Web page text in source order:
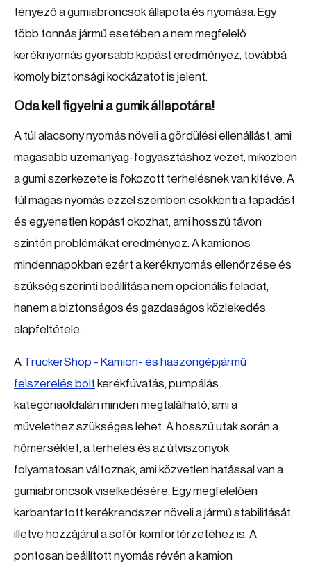
tényező a gumiabroncsok állapota és nyomása. Egy
több tonnás jármű esetében a nem megfelelő
keréknyomás gyorsabb kopást eredményez, továbbá
komoly biztonsági kockázatot is jelent.
Oda kell figyelni a gumik állapotára!
A túl alacsony nyomás növeli a gördülési ellenállást, ami
magasabb üzemanyag-fogyasztáshoz vezet, miközben
a gumi szerkezete is fokozott terhelésnek van kitéve. A
túl magas nyomás ezzel szemben csökkenti a tapadást
és egyenetlen kopást okozhat, ami hosszú távon
szintén problémákat eredményez. A kamionos
mindennapokban ezért a keréknyomás ellenőrzése és
szükség szerinti beállítása nem opcionális feladat,
hanem a biztonságos és gazdaságos közlekedés
alapfeltétele.
A TruckerShop - Kamion- és haszongépjármű
felszerelés bolt kerékfúvatás, pumpálás
kategóriaoldalán minden megtalálható, ami a
művelethez szükséges lehet. A hosszú utak során a
hőmérséklet, a terhelés és az útviszonyok
folyamatosan változnak, ami közvetlen hatással van a
gumiabroncsok viselkedésére. Egy megfelelően
karbantartott kerékrendszer növeli a jármű stabilitását,
illetve hozzájárul a sofőr komfortérzetéhez is. A
pontosan beállított nyomás révén a kamion